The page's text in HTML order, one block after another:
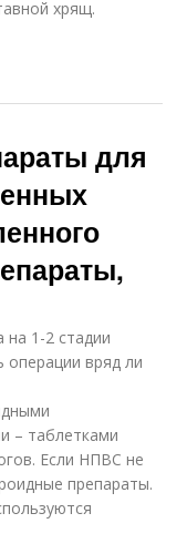
хрящ.
для
на 1-2 стадии
операции вряд ли
– таблетками
Если НПВС не
препараты.